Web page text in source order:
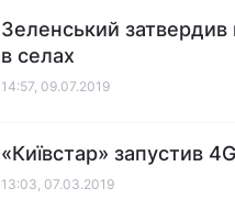
Зеленський затвердив
в селах
14:57, 09.07.2019
«Київстар» запустив
13:03, 07.03.2019